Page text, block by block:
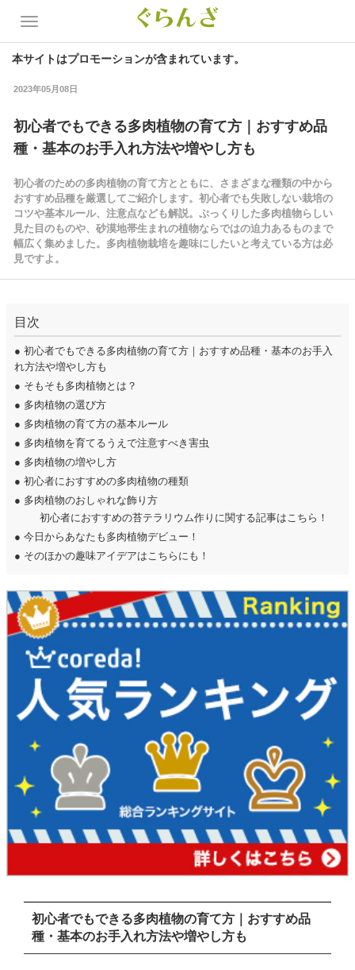
本サイトはプロモーションが含まれています。
2023年05月08日
初心者でもできる多肉植物の育て方｜おすすめ品
種・基本のお手入れ方法や増やし方も
初心者のための多肉植物の育て方とともに、さまざまな種類の中から
おすすめ品種を厳選してご紹介します。初心者でも失敗しない栽培の
コツや基本ルール、注意点なども解説。ぷっくりした多肉植物らしい
見た目のものや、砂漠地帯生まれの植物ならではの迫力あるものまで
幅広く集めました。多肉植物栽培を趣味にしたいと考えている方は必
見ですよ。
目次
● 初心者でもできる多肉植物の育て方｜おすすめ品種・基本のお手入
れ方法や増やし方も
● そもそも多肉植物とは？
● 多肉植物の選び方
● 多肉植物の育て方の基本ルール
● 多肉植物を育てるうえで注意すべき害虫
● 多肉植物の増やし方
● 初心者におすすめの多肉植物の種類
● 多肉植物のおしゃれな飾り方
初心者におすすめの苔テラリウム作りに関する記事はこちら！
● 今日からあなたも多肉植物デビュー！
● そのほかの趣味アイデアはこちらにも！
初心者でもできる多肉植物の育て方｜おすすめ品
種・基本のお手入れ方法や増やし方も